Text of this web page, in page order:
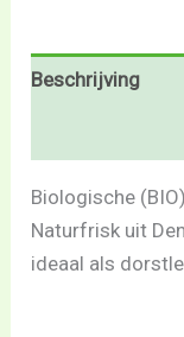
Beschrijving
Biologische
Naturfrisk uit
ideaal als